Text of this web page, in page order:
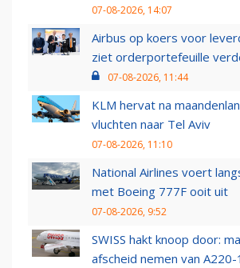
07-08-2026, 14:07
Airbus op koers voor
ziet orderportefeuille
07-08-2026, 11:44
KLM hervat na
vluchten naar Tel Aviv
07-08-2026, 11:10
National Airlines voert
met Boeing 777F ooit uit
07-08-2026, 9:52
SWISS hakt knoop door:
afscheid nemen van